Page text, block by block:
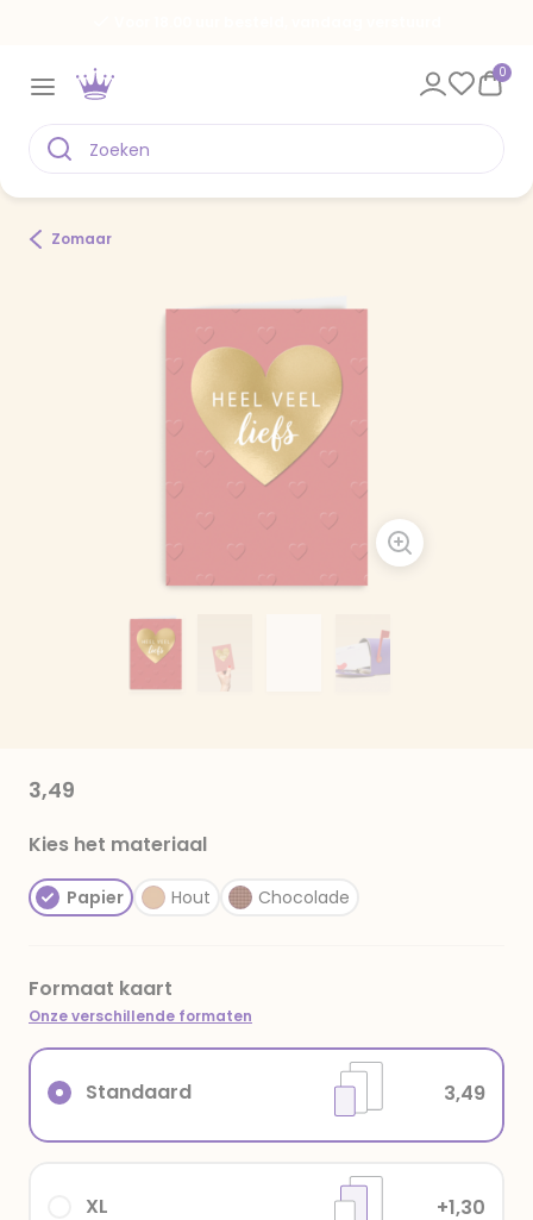
0
Zomaar
3,49
Kies het materiaal
Papier Hout Chocolade
Formaat kaart
Onze verschillende formaten
XL +1,30
Standaard 3,49